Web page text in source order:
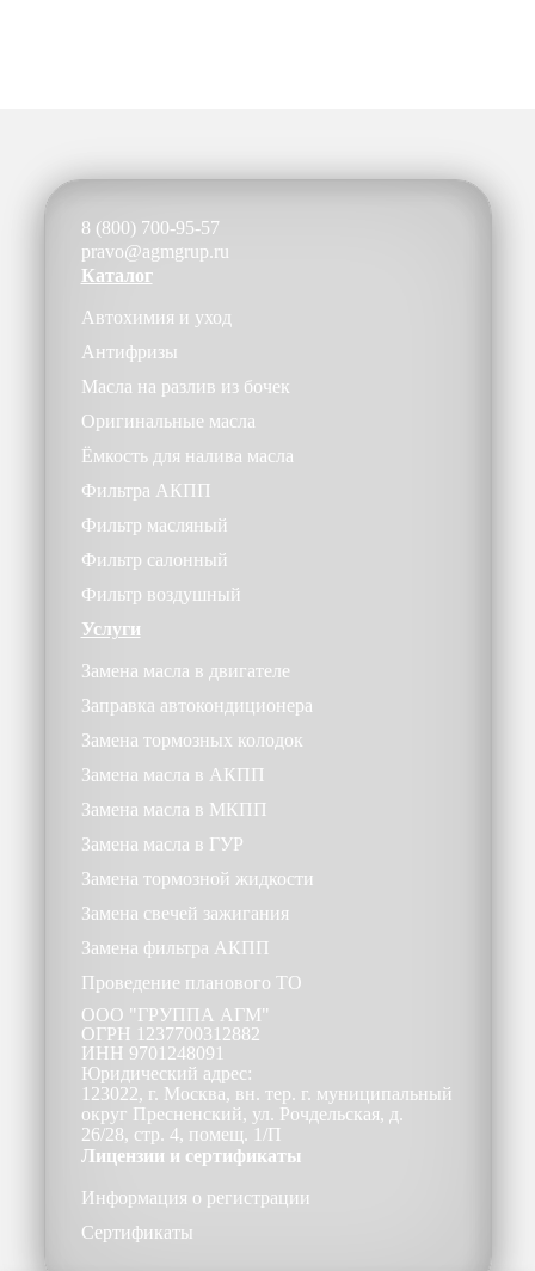
8 (800) 700-95-57
pravo@agmgrup.ru
Каталог
Автохимия и уход
Антифризы
Масла на разлив из бочек
Оригинальные масла
Ёмкость для налива масла
Фильтра АКПП
Фильтр масляный
Фильтр салонный
Фильтр воздушный
Услуги
Замена масла в двигателе
Заправка автокондиционера
Замена тормозных колодок
Замена масла в АКПП
Замена масла в МКПП
Замена масла в ГУР
Замена тормозной жидкости
Замена свечей зажигания
Замена фильтра АКПП
Проведение планового ТО
ООО "ГРУППА АГМ"
ОГРН 1237700312882
ИНН 9701248091
Юридический адрес:
123022, г. Москва, вн. тер. г. муниципальный
округ Пресненский, ул. Рочдельская, д.
26/28, стр. 4, помещ. 1/П
Лицензии и сертификаты
Информация о регистрации
Сертификаты